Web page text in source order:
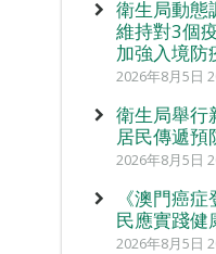
衛生局動態
維持對3個
加強入境防
2026年8月5日
衛生局舉行
居民傳遞預
2026年8月5日
《澳門癌
民應實踐健
2026年8月5日